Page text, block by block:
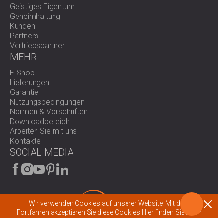
Geistiges Eigentum
Geheimhaltung
Kunden
Partners
Vertriebspartner
MEHR
E-Shop
Lieferungen
Garantie
Nutzungsbedingungen
Normen & Vorschriften
Downloadbereich
Arbeiten Sie mit uns
Kontakte
SOCIAL MEDIA
Wir verwenden Cookies auf unserer Website. Mit dem
Fortfahren akzeptieren Sie diese Cookies Hier finden Sie mehr